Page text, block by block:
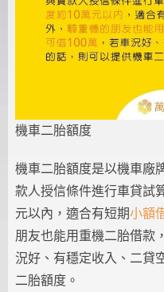
機車二胎額度
機車二胎額度是以機車廠
款人授信條件進行車貸試
元以內，適合有短期小額
朋友也能用重機二胎借款
況好、有穩定收入、二貸
二胎額度。